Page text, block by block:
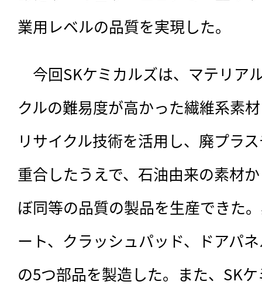
業用レベルの品質を実現した。
今回SKケミカルズは、マテリア
クルの難易度が高かった繊維系素
リサイクル技術を活用し、廃プラ
重合したうえで、石油由来の素材
ぼ同等の品質の製品を生産できた
ート、クラッシュパッド、ドアパ
の5つ部品を製造した。また、SK